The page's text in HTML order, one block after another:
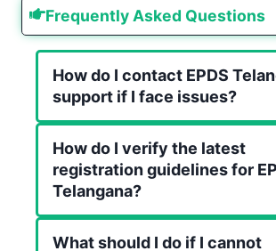
Frequently Asked Questions
How do I contact EPDS
support if I face issues?
How do I verify the latest
registration guidelines for
Telangana?
What should I do if I cannot